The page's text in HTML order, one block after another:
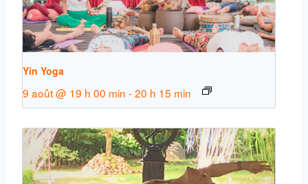
Yin Yoga
9 août @ 19 h 00 min -20 h 15 min